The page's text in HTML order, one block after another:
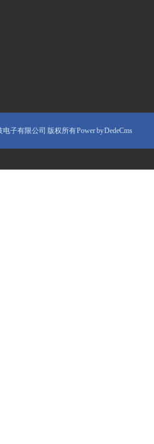
电子有限公司 版权所有Power by DedeCms